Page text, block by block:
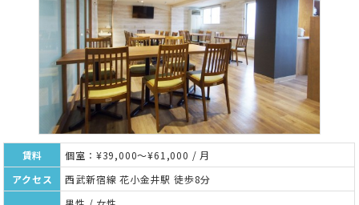
賃料
個室：¥39,000～¥61,000 / 月
アクセス
西武新宿線 花小金井駅 徒歩8分